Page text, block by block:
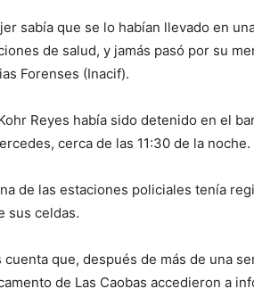
sabía que se lo habían llevado en
de salud, y jamás pasó por su
Forenses (Inacif).
Reyes había sido detenido en el
cerca de las 11:30 de la noche.
de las estaciones policiales tenía
sus celdas.
cuenta que, después de más de una
de Las Caobas accedieron a